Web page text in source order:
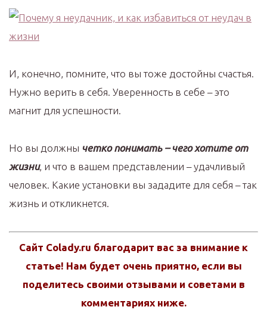
И, конечно, помните, что вы тоже достойны счастья.
Нужно верить в себя. Уверенность в себе – это
магнит для успешности.
Но вы должны четко понимать – чего хотите от
жизни, и что в вашем представлении – удачливый
человек. Какие установки вы зададите для себя – так
жизнь и откликнется.
Сайт Colady.ru благодарит вас за внимание к
статье! Нам будет очень приятно, если вы
поделитесь своими отзывами и советами в
комментариях ниже.